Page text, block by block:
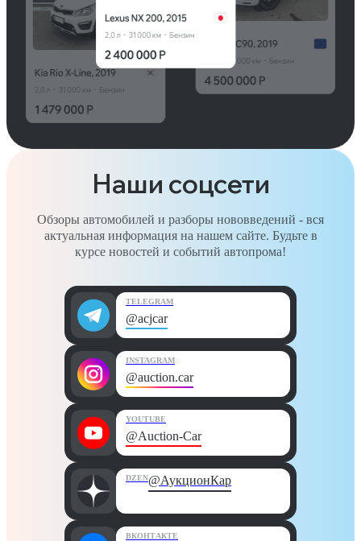
Наши соцсети
Обзоры автомобилей и разборы нововведений - вся
актуальная информация на нашем сайте. Будьте в
курсе новостей и событий автопрома!
TELEGRAM
@acjcar
INSTAGRAM
@auction.car
YOUTUBE
@Auction-Car
DZEN@АукционКар
ВКОНТАКТЕ